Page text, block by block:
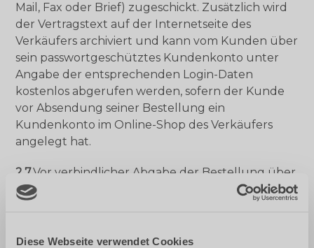
Diese Webseite verwendet Cookies
Mail, Fax oder Brief) zugeschickt. Zusätzlich wird
der Vertragstext auf der Internetseite des
Verkäufers archiviert und kann vom Kunden über
sein passwortgeschütztes Kundenkonto unter
Angabe der entsprechenden Login-Daten
kostenlos abgerufen werden, sofern der Kunde
vor Absendung seiner Bestellung ein
Kundenkonto im Online-Shop des Verkäufers
angelegt hat.
2.7Vor verbindlicher Abgabe der Bestellung über
das Online-Bestellformular des Verkäufers kann
dargestellten Informationen erkennen. Ein